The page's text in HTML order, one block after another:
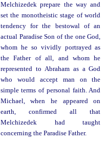
Melchizedek prepare the way and
set the monotheistic stage of world
tendency for the bestowal of an
actual Paradise Son of the one God,
whom he so vividly portrayed as
the Father of all, and whom he
represented to Abraham as a God
who would accept man on the
simple terms of personal faith. And
Michael, when he appeared on
earth, confirmed all that
Melchizedek had taught
concerning the Paradise Father.